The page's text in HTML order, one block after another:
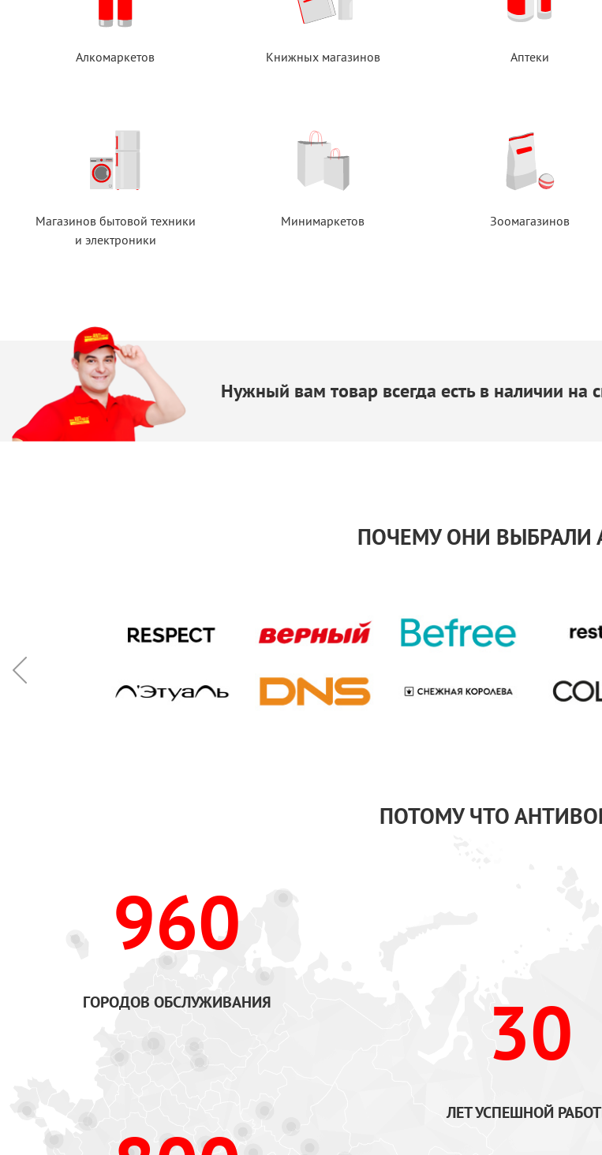
Алкомаркетов Книжных магазинов Аптеки
Магазинов бытовой техники
и электроники
Минимаркетов Зоомагазинов
Нужный вам товар всегда естьв наличии на
ПОЧЕМУ ОНИ ВЫБРАЛИ
ПОТОМУ ЧТО
960
ГОРОДОВ ОБСЛУЖИВАНИЯ 30
ЛЕТ УСПЕШНОЙ